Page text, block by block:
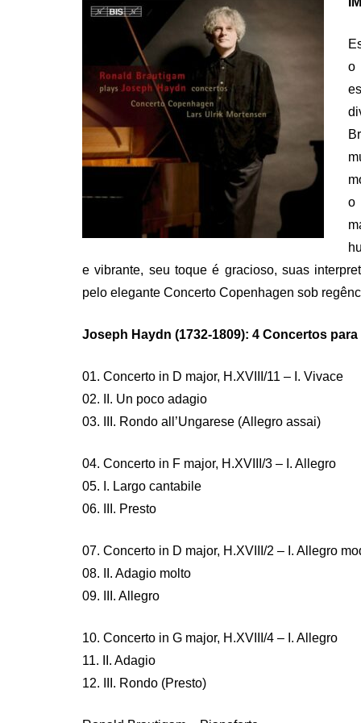
o
o
e vibrante, seu toque é gracioso, suas
pelo elegante Concerto Copenhagen sob
Joseph Haydn (1732-1809): 4 Concertos
01. Concerto in D major, H.XVIII/11 – I. Vivace
02. II. Un poco adagio
03. III. Rondo all’Ungarese (Allegro assai)
04. Concerto in F major, H.XVIII/3 – I. Allegro
05. I. Largo cantabile
06. III. Presto
07. Concerto in D major, H.XVIII/2 – I. Allegro
08. II. Adagio molto
09. III. Allegro
10. Concerto in G major, H.XVIII/4 – I. Allegro
11. II. Adagio
12. III. Rondo (Presto)